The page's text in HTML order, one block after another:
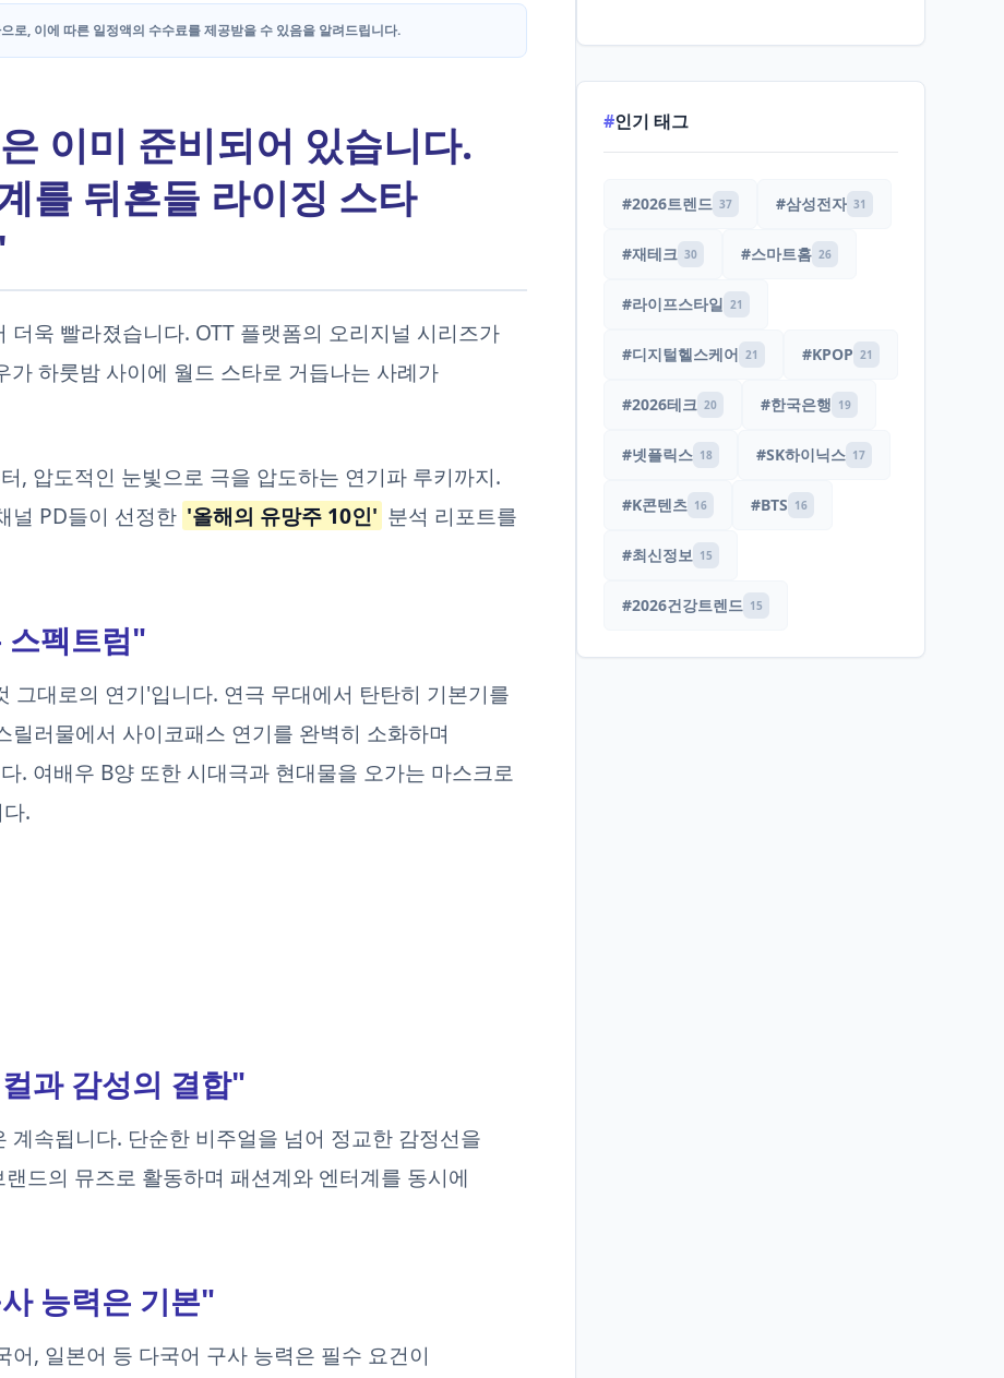
로, 이에 따른 일정액의 수수료를 제공받을 수 있음을 알려드립니다.
이미 준비되어 있습니다.
를 뒤흔들 라이징 스타
욱 빨라졌습니다. OTT 플랫폼의 오리지널 시리즈가
하룻밤 사이에 월드 스타로 거듭나는 사례가
, 압도적인 눈빛으로 극을 압도하는 연기파 루키까지.
널 PD들이 선정한 '올해의 유망주 10인' 분석 리포트를
스펙트럼"
그대로의 연기'입니다. 연극 무대에서 탄탄히 기본기를
러물에서 사이코패스 연기를 완벽히 소화하며
. 여배우 B양 또한 시대극과 현대물을 오가는 마스크로
.
과 감성의 결합"
속됩니다. 단순한 비주얼을 넘어 정교한 감정선을
드의 뮤즈로 활동하며 패션계와 엔터계를 동시에
능력은 기본"
, 일본어 등 다국어 구사 능력은 필수 요건이
#인기 태그
#2026트렌드 37 #삼성전자 31
#재테크 30 #스마트홈 26
#라이프스타일 21
#디지털헬스케어 21 #KPOP 21
#2026테크 20 #한국은행 19
#넷플릭스 18 #SK하이닉스 17
#K콘텐츠 16 #BTS 16
#최신정보 15
#2026건강트렌드 15